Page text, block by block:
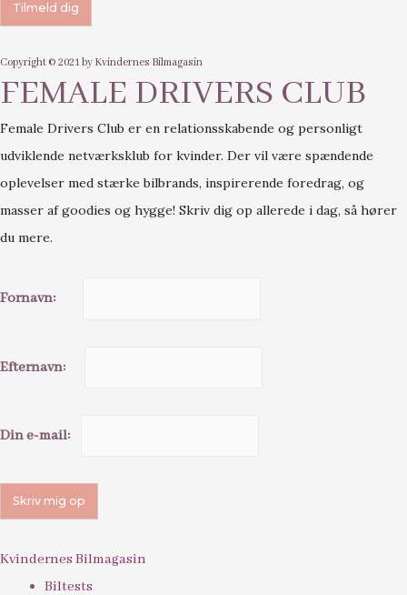
Copyright © 2021 by Kvindernes Bilmagasin
FEMALE DRIVERS CLUB
Female Drivers Club er en relationsskabende og personligt
udviklende netværksklub for kvinder. Der vil være spændende
oplevelser med stærke bilbrands, inspirerende foredrag, og
masser af goodies og hygge! Skriv dig op allerede i dag, så hører
du mere.
Fornavn:
Efternavn:
Din e-mail:
Kvindernes Bilmagasin
Biltests